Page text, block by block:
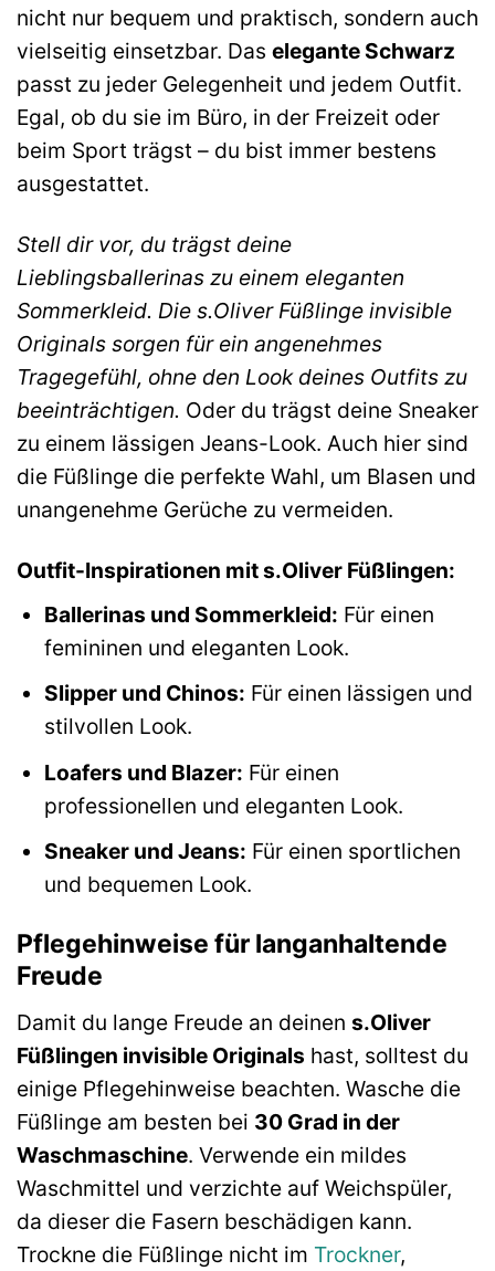
nicht nur bequem und praktisch, sondern auch
vielseitig einsetzbar. Das elegante Schwarz
passt zu jeder Gelegenheit und jedem Outfit.
Egal, ob du sie im Büro, in der Freizeit oder
beim Sport trägst – du bist immer bestens
ausgestattet.
Stell dir vor, du trägst deine
Lieblingsballerinas zu einem eleganten
Sommerkleid. Die s.Oliver Füßlinge invisible
Originals sorgen für ein angenehmes
Tragegefühl, ohne den Look deines Outfits zu
beeinträchtigen. Oder du trägst deine Sneaker
zu einem lässigen Jeans-Look. Auch hier sind
die Füßlinge die perfekte Wahl, um Blasen und
unangenehme Gerüche zu vermeiden.
Outfit-Inspirationen mit s.Oliver Füßlingen:
Ballerinas und Sommerkleid: Für einen
femininen und eleganten Look.
Slipper und Chinos: Für einen lässigen und
stilvollen Look.
Loafers und Blazer: Für einen
professionellen und eleganten Look.
Sneaker und Jeans: Für einen sportlichen
und bequemen Look.
Pflegehinweise für langanhaltende
Freude
Damit du lange Freude an deinen s.Oliver
Füßlingen invisible Originals hast, solltest du
einige Pflegehinweise beachten. Wasche die
Füßlinge am besten bei 30 Grad in der
Waschmaschine. Verwende ein mildes
Waschmittel und verzichte auf Weichspüler,
da dieser die Fasern beschädigen kann.
Trockne die Füßlinge nicht im Trockner,